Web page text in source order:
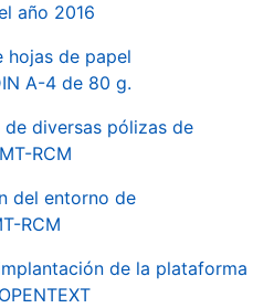
año 2016
hojas de papel
A-4 de 80 g.
diversas pólizas de
RCM
del entorno de
RCM
de la plataforma